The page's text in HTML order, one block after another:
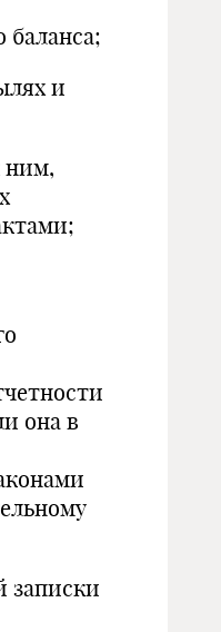
баланса;
и
ним,
она в
записки